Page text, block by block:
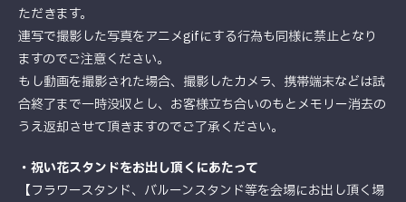
ただきます。
連写で撮影した写真をアニメgifにする行為も同様に禁止となり
ますのでご注意ください。
もし動画を撮影された場合、撮影したカメラ、携帯端末などは試
合終了まで一時没収とし、お客様立ち合いのもとメモリー消去の
うえ返却させて頂きますのでご了承ください。
・祝い花スタンドをお出し頂くにあたって
【フラワースタンド、バルーンスタンド等を会場にお出し頂く場